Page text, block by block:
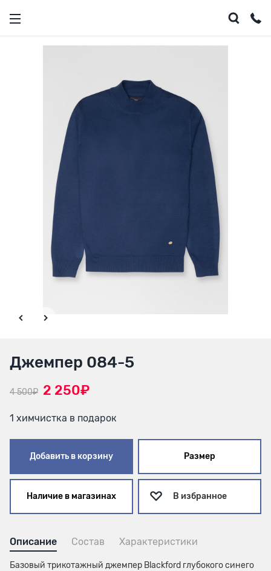
Джемпер 084-5
4 500₽ 2 250₽
1 химчистка в подарок
Добавить в корзину Размер
Наличие в магазинах В избранное
Описание Состав Характеристики
Базовый трикотажный джемпер Blackford глубокого синего